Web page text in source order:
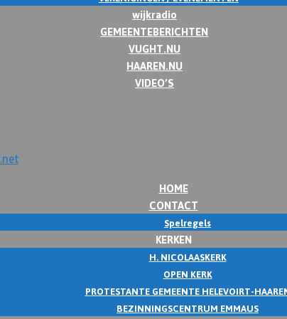
wijkradio
GEMEENTEBERICHTEN
VUGHT.NU
HAAREN.NU
VIDEO’S
HOME
CONTACT
Spelregels
KERKEN
H. NICOLAASKERK
OPEN KERK
PROTESTANTE GEMEENTE HELEVOIRT-
BEZINNINGSCENTRUM EMMAUS